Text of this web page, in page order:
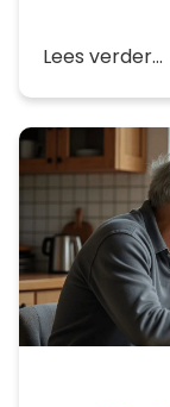
Lees verder...